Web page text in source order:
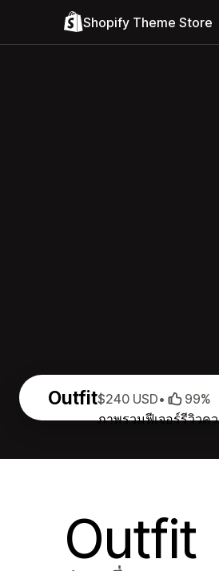
Shopify Theme Store
Outfit
ภาพรวมฟีเจอร์รีวิวค
$240 USD• 99%
Outfit